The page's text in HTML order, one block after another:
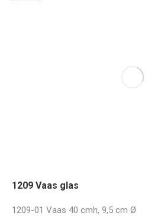
1209 Vaas glas
1209-01 Vaas 40 cmh, 9,5 cm Ø